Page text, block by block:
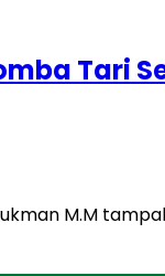
Tari
M.M